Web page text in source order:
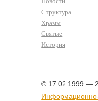
Структура
Храмы
Святые
История
© 17.02.1999 —
Информационно-